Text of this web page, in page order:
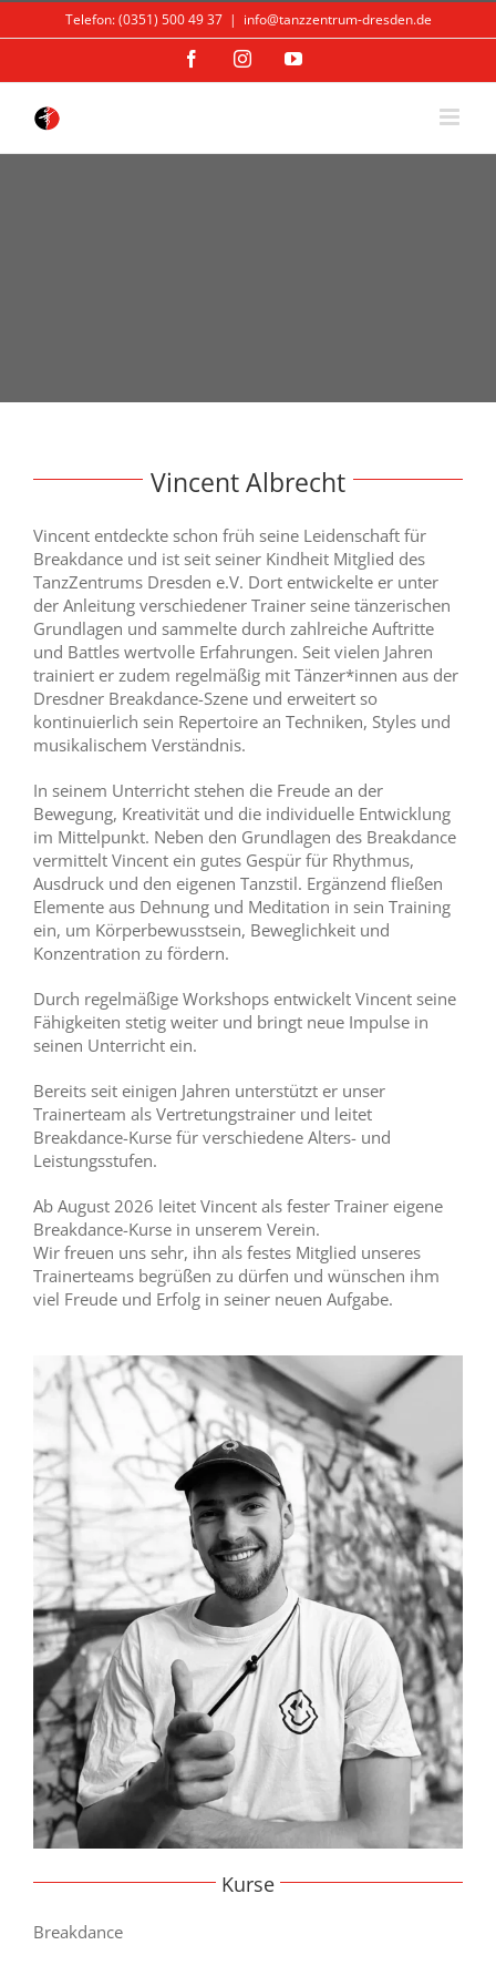
to
Telefon: (0351) 500 49 37 | info@tanzzentrum-dresden.de
FacebookInstagramYouTube
Vincent Albrecht
Vincent entdeckte schon früh seine Leidenschaft für
Breakdance und ist seit seiner Kindheit Mitglied des
TanzZentrums Dresden e.V. Dort entwickelte er unter
der Anleitung verschiedener Trainer seine tänzerischen
Grundlagen und sammelte durch zahlreiche Auftritte
und Battles wertvolle Erfahrungen. Seit vielen Jahren
trainiert er zudem regelmäßig mit Tänzer*innen aus der
Dresdner Breakdance-Szene und erweitert so
kontinuierlich sein Repertoire an Techniken, Styles und
musikalischem Verständnis.
In seinem Unterricht stehen die Freude an der
Bewegung, Kreativität und die individuelle Entwicklung
im Mittelpunkt. Neben den Grundlagen des Breakdance
vermittelt Vincent ein gutes Gespür für Rhythmus,
Ausdruck und den eigenen Tanzstil. Ergänzend fließen
Elemente aus Dehnung und Meditation in sein Training
ein, um Körperbewusstsein, Beweglichkeit und
Konzentration zu fördern.
Durch regelmäßige Workshops entwickelt Vincent seine
Fähigkeiten stetig weiter und bringt neue Impulse in
seinen Unterricht ein.
Bereits seit einigen Jahren unterstützt er unser
Trainerteam als Vertretungstrainer und leitet
Breakdance-Kurse für verschiedene Alters- und
Leistungsstufen.
Ab August 2026 leitet Vincent als fester Trainer eigene
Breakdance-Kurse in unserem Verein.
Wir freuen uns sehr, ihn als festes Mitglied unseres
Trainerteams begrüßen zu dürfen und wünschen ihm
viel Freude und Erfolg in seiner neuen Aufgabe.
Kurse
Breakdance